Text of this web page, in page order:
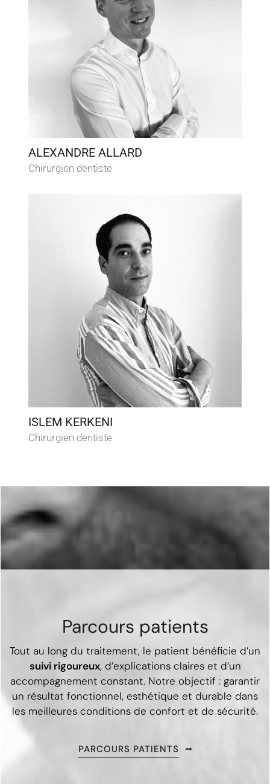
ALEXANDRE ALLARD
Chirurgien dentiste
ISLEM KERKENI
Chirurgien dentiste
Parcours patients
Tout au long du traitement, le patient bénéficie d’un
suivi rigoureux, d’explications claires et d’un
accompagnement constant. Notre objectif : garantir
un résultat fonctionnel, esthétique et durable dans
les meilleures conditions de confort et de sécurité.
PARCOURS PATIENTS